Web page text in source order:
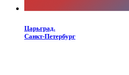
Царьград.
Санкт-Петербург